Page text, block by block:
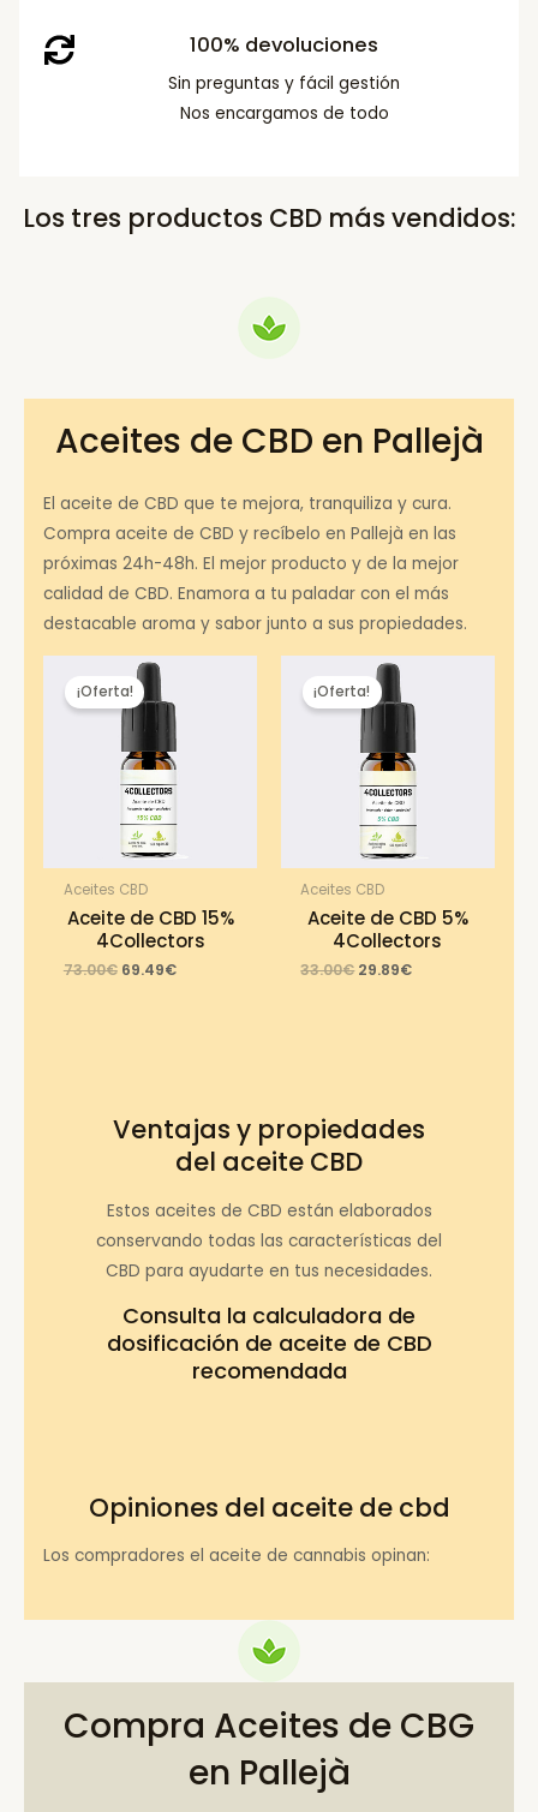
100% devoluciones
Sin preguntas y fácil gestión
Nos encargamos de todo
Los tres productos CBD más vendidos:
Aceites de CBD en Pallejà
El aceite de CBD que te mejora, tranquiliza y cura.
Compra aceite de CBD y recíbelo en Pallejà en las
próximas 24h-48h. El mejor producto y de la mejor
calidad de CBD. Enamora a tu paladar con el más
destacable aroma y sabor junto a sus propiedades.
¡Oferta!
Aceites CBD
Aceite de CBD 15%
4Collectors
73.00€ Original
69.49€Current
¡Oferta!
Aceites CBD
Aceite de CBD 5%
4Collectors
33.00€ Original
29.89€Current
Ventajas y propiedades
del aceite CBD
Estos aceites de CBD están elaborados
conservando todas las características del
CBD para ayudarte en tus necesidades.
Consulta la calculadora de
dosificación de aceite de CBD
recomendada
Opiniones del aceite de cbd
Los compradores el aceite de cannabis opinan:
Compra Aceites de CBG
en Pallejà